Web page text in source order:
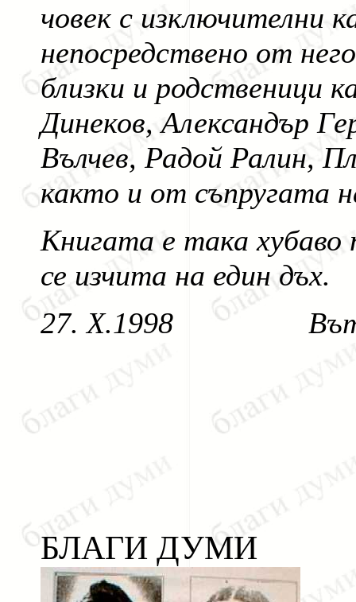
човек с изключителни
непосредствено от
близки и родственици
Динеков, Александър
Вълчев, Радой Ралин,
както и от съпругата
Книгата е така хубаво
се изчита на един дъх.
27. Х.1998 Вътьо
БЛАГИ ДУМИ